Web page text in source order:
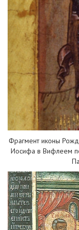
Фрагмент иконы
Иосифа в Вифлеем